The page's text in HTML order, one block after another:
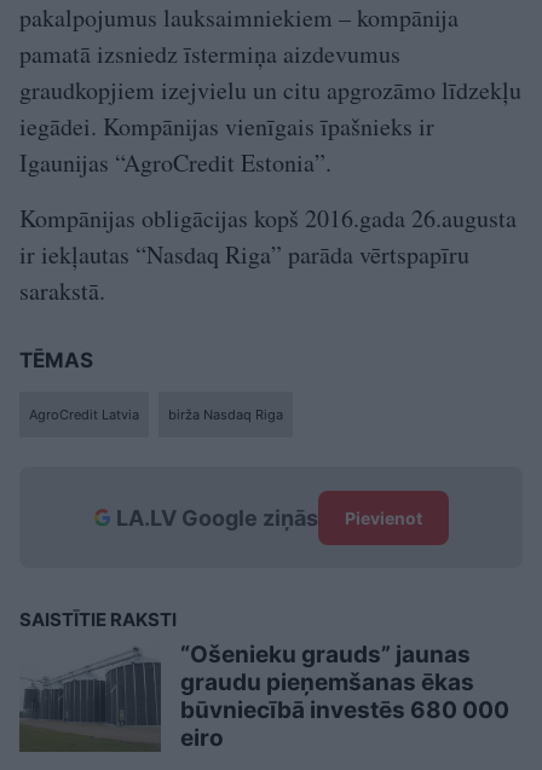
pakalpojumus lauksaimniekiem – kompānija
pamatā izsniedz īstermiņa aizdevumus
graudkopjiem izejvielu un citu apgrozāmo līdzekļu
iegādei. Kompānijas vienīgais īpašnieks ir
Igaunijas “AgroCredit Estonia”.
Kompānijas obligācijas kopš 2016.gada 26.augusta
ir iekļautas “Nasdaq Riga” parāda vērtspapīru
sarakstā.
TĒMAS
AgroCredit Latvia birža Nasdaq Riga
LA.LV Google ziņās Pievienot
SAISTĪTIE RAKSTI
“Ošenieku grauds” jaunas
graudu pieņemšanas ēkas
būvniecībā investēs 680 000
eiro